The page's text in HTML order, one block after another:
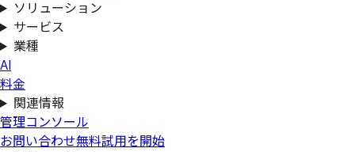
ソリューション
サービス
業種
AI
料金
関連情報
管理コンソール
お問い合わせ無料試用を開始